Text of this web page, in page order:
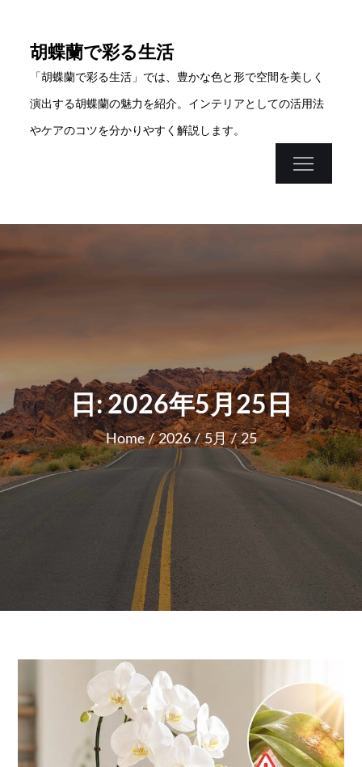
content胡蝶蘭で彩る生活
「胡蝶蘭で彩る生活」では、豊かな色と形で空間を美しく
演出する胡蝶蘭の魅力を紹介。インテリアとしての活用法
やケアのコツを分かりやすく解説します。
日:2026年5月25日
Home 2026 5月 25